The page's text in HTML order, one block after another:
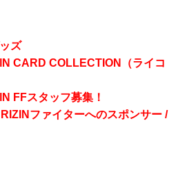
ズ
CARD COLLECTION（ライコ
FFスタッフ募集！
ファイターへのスポンサー /